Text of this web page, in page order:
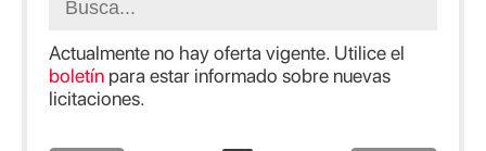
Actualmente no hay oferta vigente. Utilice el
boletín para estar informado sobre nuevas
licitaciones.